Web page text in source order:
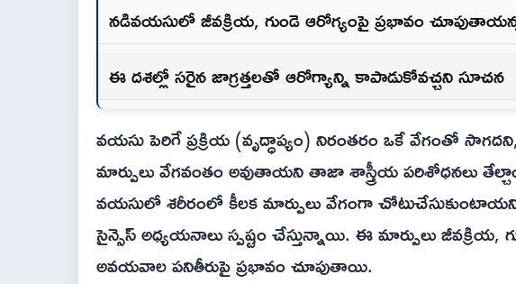
నడివయసులో జీవక్రియ, గుండె ఆరోగ్యంపై ప్రభావం చూపుతాయన్న
ఈ దశల్లో సరైన జాగ్రత్తలతో ఆరోగ్యాన్ని కాపాడుకోవచ్చని సూచన
వయసు పెరిగే ప్రక్రియ (వృద్ధాప్యం) నిరంతరం ఒకే వేగంతో
మార్పులు వేగవంతం అవుతాయని తాజా శాస్త్రీయ పరిశోధనలు
వయసులో శరీరంలో కీలక మార్పులు వేగంగా
సైన్సెస్ అధ్యయనాలు స్పష్టం చేస్తున్నాయి. ఈ మార్పులు జీవక్రియ,
అవయవాల పనితీరుపై ప్రభావం చూపుతాయి.